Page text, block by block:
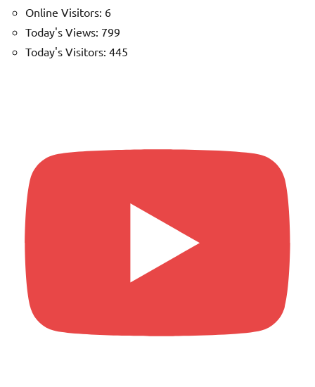
Online Visitors: 6
Today's Views: 799
Today's Visitors: 445